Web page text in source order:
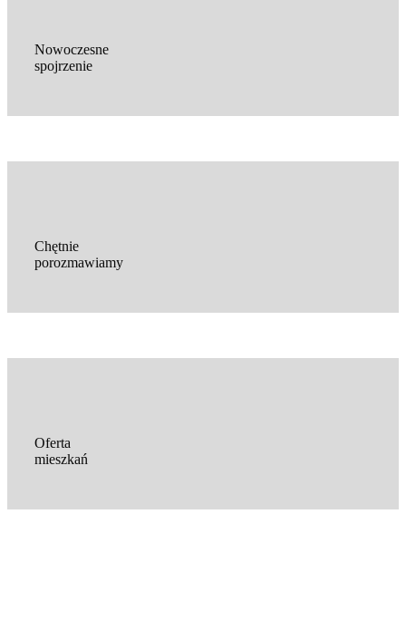
Nowoczesne
spojrzenie
Chętnie
porozmawiamy
Oferta
mieszkań